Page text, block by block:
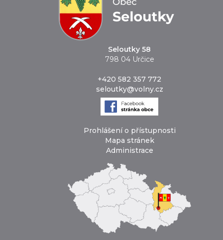
Seloutky 58
798 04 Určice
+420 582 357 772
seloutky@volny.cz
Prohlášení o přístupnosti
Mapa stránek
Administrace